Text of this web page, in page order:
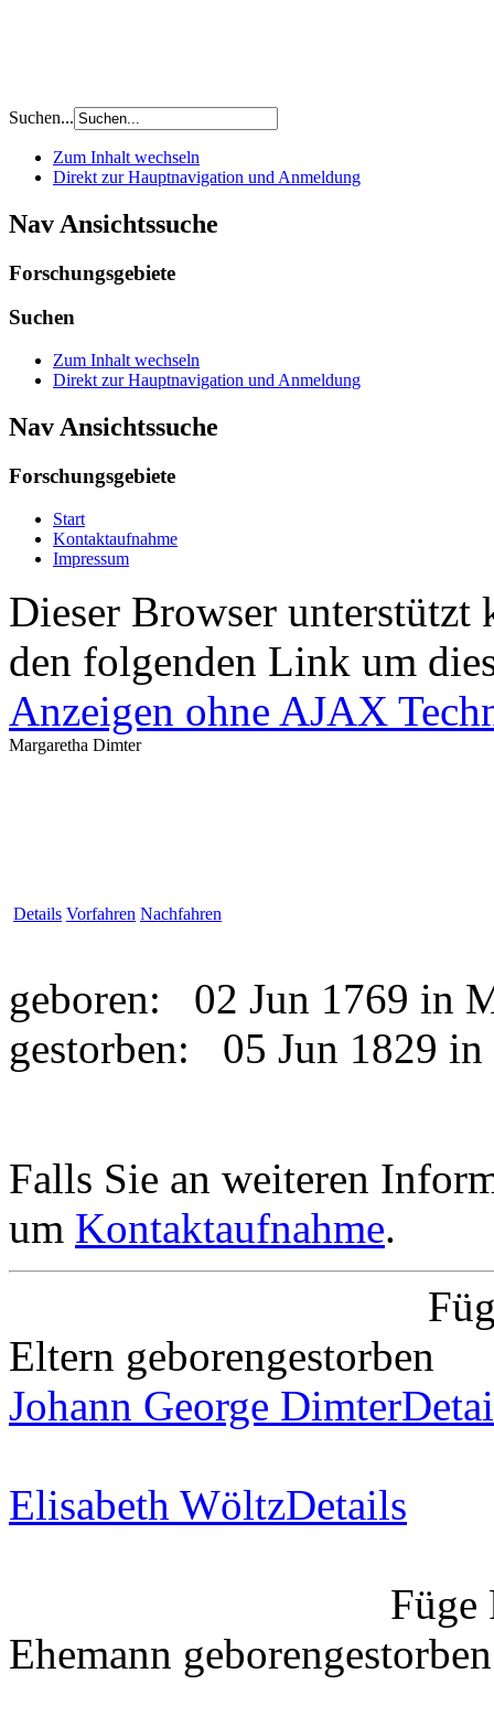
Suchen...
Zum Inhalt wechseln
Direkt zur Hauptnavigation und Anmeldung
Nav Ansichtssuche
Forschungsgebiete
Suchen
Zum Inhalt wechseln
Direkt zur Hauptnavigation und Anmeldung
Nav Ansichtssuche
Forschungsgebiete
Start
Kontaktaufnahme
Impressum
Dieser Browser
den folgenden Link um
Anzeigen ohne AJAX
Margaretha Dimter
Details Vorfahren Nachfahren
geboren:
02 Jun 1769 in
gestorben:
05 Jun 1829
Falls Sie an weiteren
um Kontaktaufnahme.
Eltern geborengestorben
Johann George Dimter
Elisabeth WöltzDetails
Füge
Ehemann geborengestorben